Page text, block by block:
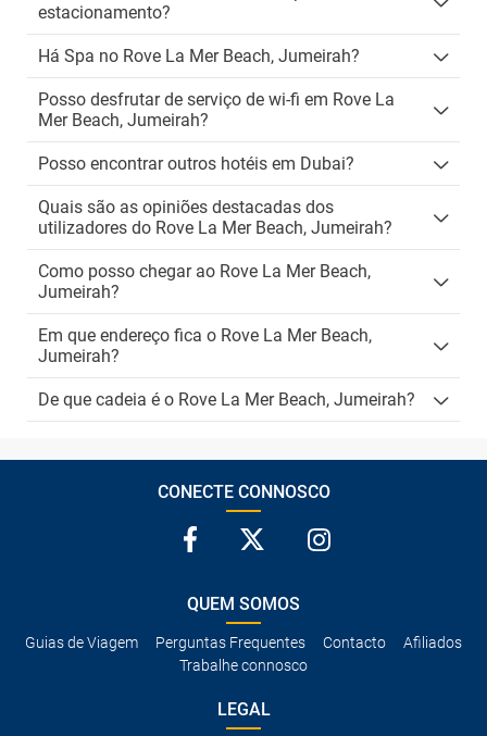
estacionamento?
Há Spa no Rove La Mer Beach, Jumeirah?
Posso desfrutar de serviço de wi-fi em Rove La
Mer Beach, Jumeirah?
Posso encontrar outros hotéis em Dubai?
Quais são as opiniões destacadas dos
utilizadores do Rove La Mer Beach, Jumeirah?
Como posso chegar ao Rove La Mer Beach,
Jumeirah?
Em que endereço fica o Rove La Mer Beach,
Jumeirah?
De que cadeia é o Rove La Mer Beach, Jumeirah?
CONECTE CONNOSCO
QUEM SOMOS
Guias de Viagem Perguntas Frequentes Contacto
Afiliados
Trabalhe connosco
LEGAL